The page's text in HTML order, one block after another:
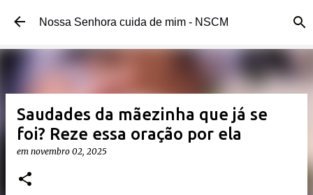
Pular para o conteúdo principal
Nossa Senhora cuida de mim - NSCM
Saudades da mãezinha que já se
foi? Reze essa oração por ela
em novembro 02, 2025